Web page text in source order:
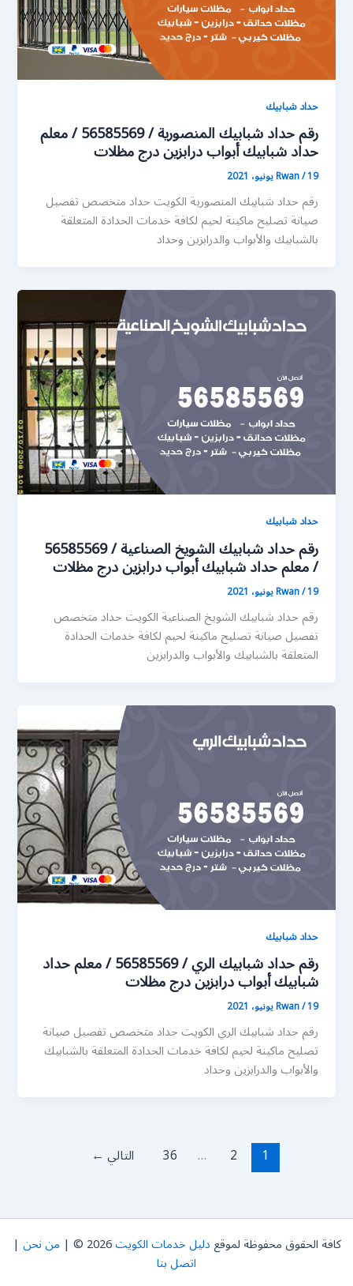
حداد شبابيك
رقم حداد شبابيك المنصورية / 56585569 / معلم
حداد شبابيك أبواب درابزين درج مظلات
Rwan/19 يونيو، 2021
رقم حداد شبابيك المنصورية الكويت حداد متخصص تفصيل
صيانة تصليح ماكينة لحيم لكافة خدمات الحدادة المتعلقة
بالشبابيك والأبواب والدرابزين وحداد
حداد شبابيك
رقم حداد شبابيك الشويخ الصناعية / 56585569
/ معلم حداد شبابيك أبواب درابزين درج مظلات
Rwan/19 يونيو، 2021
رقم حداد شبابيك الشويخ الصناعية الكويت حداد متخصص
تفصيل صيانة تصليح ماكينة لحيم لكافة خدمات الحدادة
المتعلقة بالشبابيك والأبواب والدرابزين
حداد شبابيك
رقم حداد شبابيك الري / 56585569 / معلم حداد
شبابيك أبواب درابزين درج مظلات
Rwan/19 يونيو، 2021
رقم حداد شبابيك الري الكويت حداد متخصص تفصيل صيانة
تصليح ماكينة لحيم لكافة خدمات الحدادة المتعلقة بالشبابيك
والأبواب والدرابزين وحداد
1
2
…
36 التالي ←
كافة الحقوق محفوظة لموقعدليل خدمات الكويت2026 © | من نحن |
اتصل بنا